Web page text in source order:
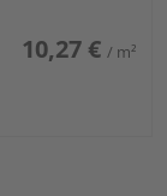
10,27 € / m²